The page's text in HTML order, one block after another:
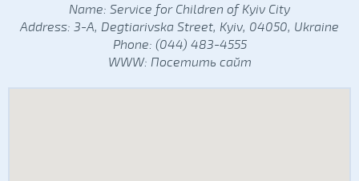
Name: Service for Children of Kyiv City
Address: 3-A, Degtiarivska Street, Kyiv, 04050, Ukraine
Phone: (044) 483-4555
WWW: Посетить сайт